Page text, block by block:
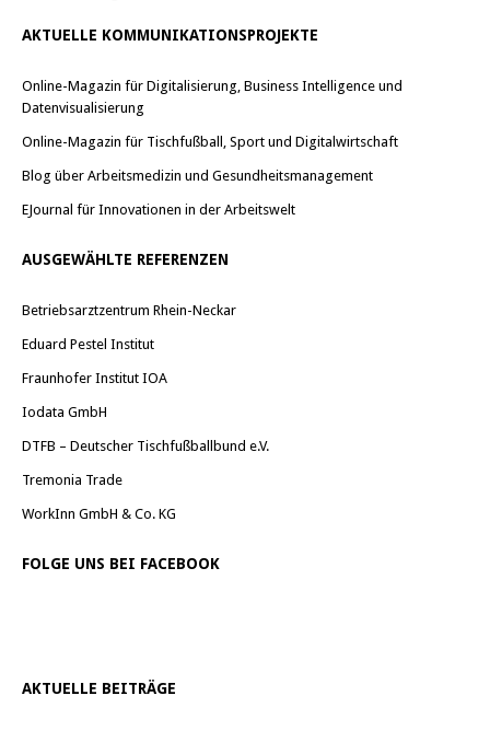
AKTUELLE KOMMUNIKATIONSPROJEKTE
Online-Magazin für Digitalisierung, Business Intelligence und
Datenvisualisierung
Online-Magazin für Tischfußball, Sport und Digitalwirtschaft
Blog über Arbeitsmedizin und Gesundheitsmanagement
EJournal für Innovationen in der Arbeitswelt
AUSGEWÄHLTE REFERENZEN
Betriebsarztzentrum Rhein-Neckar
Eduard Pestel Institut
Fraunhofer Institut IOA
Iodata GmbH
DTFB – Deutscher Tischfußballbund e.V.
Tremonia Trade
WorkInn GmbH & Co. KG
FOLGE UNS BEI FACEBOOK
AKTUELLE BEITRÄGE